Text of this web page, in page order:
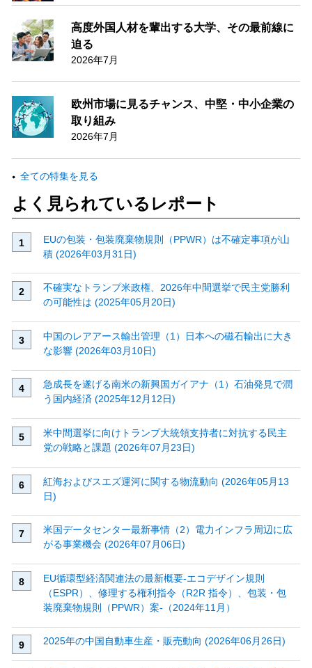
高度外国人材を輩出する大学、その最前線に
迫る
2026年7月
欧州市場に見るチャンス、中堅・中小企業の
取り組み
2026年7月
全ての特集を見る
よく見られているレポート
EUの包装・包装廃棄物規則（PPWR）は不確定事項が山
積 (2026年03月31日)
不確実なトランプ米政権、2026年中間選挙で民主党勝利
の可能性は (2025年05月20日)
中国のレアアース輸出管理（1）日本への磁石輸出に大き
な影響 (2026年03月10日)
急成長を遂げる南米の新興国ガイアナ（1）石油発見で潤
う国内経済 (2025年12月12日)
米中間選挙に向けトランプ大統領支持者に対抗する民主
党の戦略と課題 (2026年07月23日)
紅海およびスエズ運河に関する物流動向 (2026年05月13
日)
米国データセンター最新事情（2）電力インフラ周辺に広
がる事業機会 (2026年07月06日)
EU循環型経済関連法の最新概要‐エコデザイン規則
（ESPR）、修理する権利指令（R2R 指令）、包装・包
装廃棄物規則（PPWR）案‐（2024年11月）
2025年の中国自動車生産・販売動向 (2026年06月26日)